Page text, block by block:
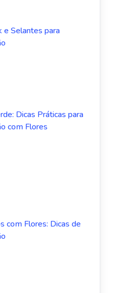
e Selantes para
Dicas Práticas para
com Flores
com Flores: Dicas de